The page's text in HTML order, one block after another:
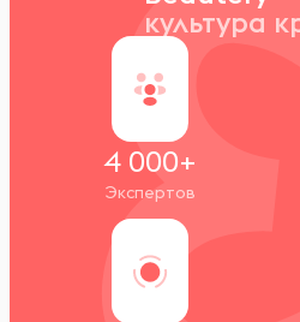
культура
4 000+
Экспертов